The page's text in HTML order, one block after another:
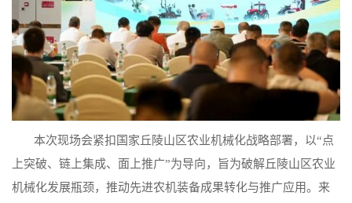
本次现场会紧扣国家丘陵山区农业机械化战略部署，以“点
上突破、链上集成、面上推广”为导向，旨为破解丘陵山区农业
机械化发展瓶颈，推动先进农机装备成果转化与推广应用。来